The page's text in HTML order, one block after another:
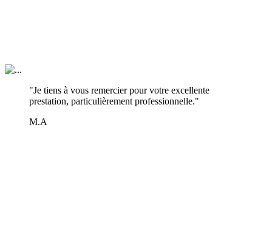
"Je tiens à vous remercier pour votre excellente
prestation, particulièrement professionnelle."
M.A